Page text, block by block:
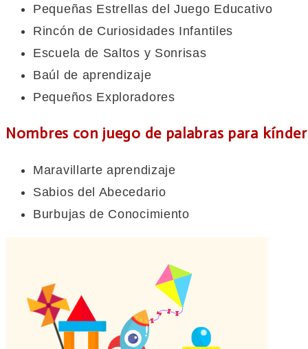
Pequeñas Estrellas del Juego Educativo
Rincón de Curiosidades Infantiles
Escuela de Saltos y Sonrisas
Baúl de aprendizaje
Pequeños Exploradores
Nombres con juego de palabras para kínder
Maravillarte aprendizaje
Sabios del Abecedario
Burbujas de Conocimiento